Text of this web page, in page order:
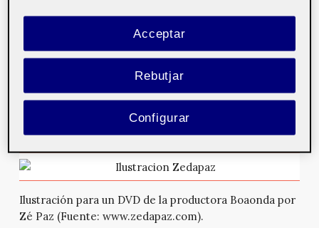
Mosaic:¿Cuáles son los rasgos esenciales que definen
Z.P.:Los rasgos esenciales son la falta de apego a las
técnicas: ayer en vector, hoy plastilina; y mañana
posiblemente una foto de una instalación, pero la base
de las bases es que nunca utilizo una tipografía hecha
por otros, o por lo menos evito hacerlo.
Ilustración para un DVD de la productora Boaonda por
Zé Paz (Fuente: www.zedapaz.com).
Rebutjar
Acceptar
Configurar